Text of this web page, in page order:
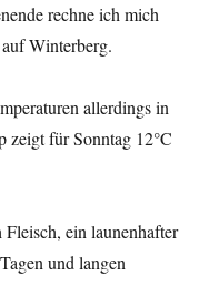
rechne ich mich
Winterberg.
allerdings in
für Sonntag 12°C
ein launenhafter
und langen